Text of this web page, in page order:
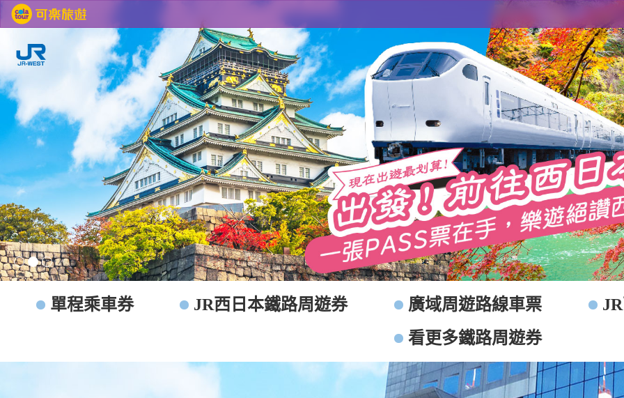
JR PASS 西日本 HARUKA 大阪 京都 交通票券 周遊券
單程乘車券 JR西日本鐵路周遊券 廣域周遊路線車票
看更多鐵路周遊券